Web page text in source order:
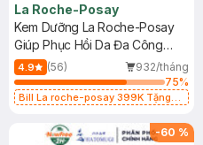
La Roche-Posay
Kem Dưỡng La Roche-Posay
Giúp Phục Hồi Da Đa Công
Dụng 40ml
4.9 (56)
932/tháng
75%
Bill La roche-posay 399K Tặng
(SL có hạn)
-60 %